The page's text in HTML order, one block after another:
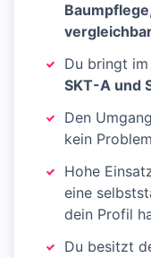
Du bringt
SKT-A und
Den
kein
Hohe
eine
dein Profil
Du besitzt